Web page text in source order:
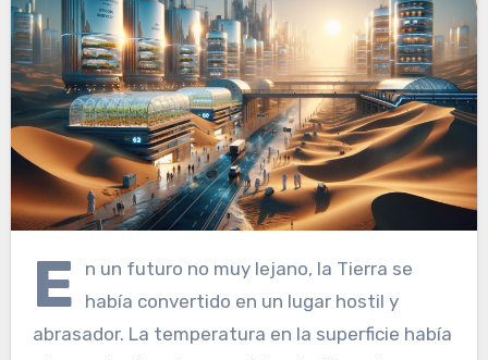
E
n un futuro no muy lejano, la Tierra se
había convertido en un lugar hostil y
abrasador. La temperatura en la superficie había